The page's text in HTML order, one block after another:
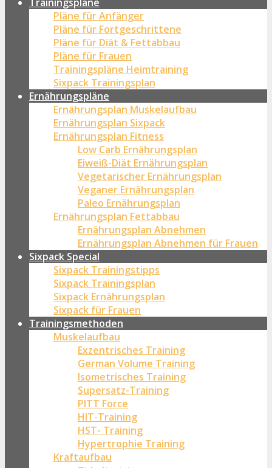
Pläne für Anfänger
Pläne für Fortgeschrittene
Pläne für Diät & Fettabbau
Pläne für Frauen
Trainingspläne Heimtraining
Sixpack Trainingsplan
Ernährungspläne
Ernährungsplan Muskelaufbau
Ernährungsplan Sixpack
Ernährungsplan Fitness
Low Carb Ernährungsplan
Eiweiß-Diät Ernährungsplan
Vegetarischer Ernährungsplan
Veganer Ernährungsplan
Paleo Ernährungsplan
Ernährungsplan Fettabbau
Ernährungsplan Abnehmen
Ernährungsplan Abnehmen für Frauen
Sixpack Special
Sixpack Trainingstipps
Sixpack Trainingsplan
Sixpack Ernährungsplan
Sixpack für Frauen
Trainingsmethoden
Muskelaufbau
Exzentrisches Training
German Volume Training
Isometrisches Training
Supersatz-Training
PITT Force
HIT-Training
HST- Training
Hypertrophie Training
Kraftaufbau